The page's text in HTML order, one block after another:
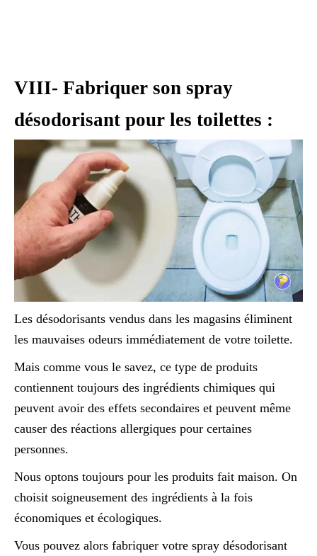
VIII- Fabriquer son spray
désodorisant pour les toilettes :
Les désodorisants vendus dans les magasins éliminent
les mauvaises odeurs immédiatement de votre toilette.
Mais comme vous le savez, ce type de produits
contiennent toujours des ingrédients chimiques qui
peuvent avoir des effets secondaires et peuvent même
causer des réactions allergiques pour certaines
personnes.
Nous optons toujours pour les produits fait maison. On
choisit soigneusement des ingrédients à la fois
économiques et écologiques.
Vous pouvez alors fabriquer votre spray désodorisant